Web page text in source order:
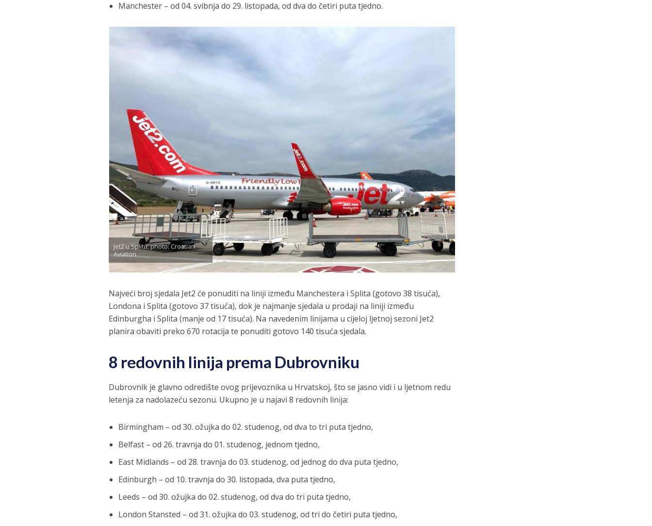
Manchester – od 04. svibnja do 29. listopada, od dva do četiri puta tjedno.
Jet2 u Splitu, photo: Croatian
Aviation
Najveći broj sjedala Jet2 će ponuditi na liniji između Manchestera i Splita (gotovo 38 tisuća),
Londona i Splita (gotovo 37 tisuća), dok je najmanje sjedala u prodaji na liniji između
Edinburgha i Splita (manje od 17 tisuća). Na navedenim linijama u cijeloj ljetnoj sezoni Jet2
planira obaviti preko 670 rotacija te ponuditi gotovo 140 tisuća sjedala.
8 redovnih linija prema Dubrovniku
Dubrovnik je glavno odredište ovog prijevoznika u Hrvatskoj, što se jasno vidi i u ljetnom redu
letenja za nadolazeću sezonu. Ukupno je u najavi 8 redovnih linija:
Birmingham – od 30. ožujka do 02. studenog, od dva to tri puta tjedno,
Belfast – od 26. travnja do 01. studenog, jednom tjedno,
East Midlands – od 28. travnja do 03. studenog, od jednog do dva puta tjedno,
Edinburgh – od 10. travnja do 30. listopada, dva puta tjedno,
Leeds – od 30. ožujka do 02. studenog, od dva do tri puta tjedno,
London Stansted – od 31. ožujka do 03. studenog, od tri do četiri puta tjedno,